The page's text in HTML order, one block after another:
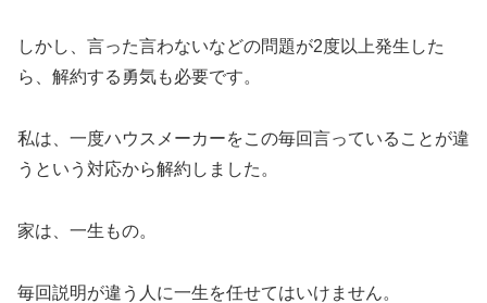
しかし、言った言わないなどの問題が2度以上発生した
ら、解約する勇気も必要です。
私は、一度ハウスメーカーをこの毎回言っていることが違
うという対応から解約しました。
家は、一生もの。
毎回説明が違う人に一生を任せてはいけません。